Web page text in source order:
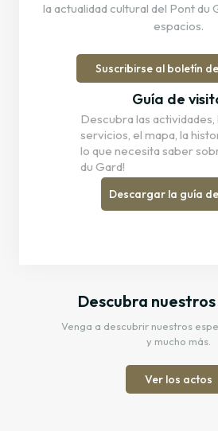
la actualidad cultural del Pont du
espacios.
Suscribirse al boletín
Guía de
Descubra las actividades,
servicios, el mapa, la
lo que necesita saber
du Gard!
Descargar la guía
Descubra
Venga a descubrir nuestros
y mucho más.
Ver los actos